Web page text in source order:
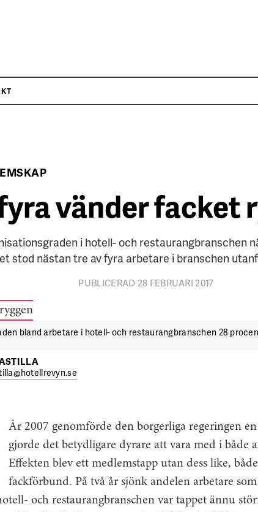
vänder facket
i hotell- och restaurangbranschen
stod nästan tre av fyra arbetare i branschen
PUBLICERAD 28 FEBRUARI 2017
bland arbetare i hotell- och restaurangbranschen 28
År 2007 genomförde den borgerliga regeringen
gjorde det betydligare dyrare att vara med i både
Effekten blev ett medlemstapp utan dess like,
fackförbund. På två år sjönk andelen arbetare
och restaurangbranschen var tappet ännu